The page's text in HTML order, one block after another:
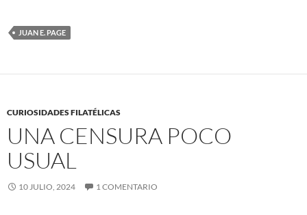
JUAN E. PAGE
CURIOSIDADES FILATÉLICAS
UNA CENSURA POCO
USUAL
10 JULIO, 2024 1 COMENTARIO